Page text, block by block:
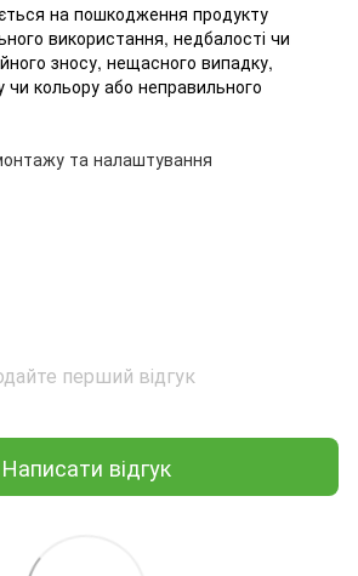
на пошкодження продукту
використання, недбалості чи
зносу, нещасного випадку,
чи кольору або неправильного
та налаштування
перший відгук
Написати відгук